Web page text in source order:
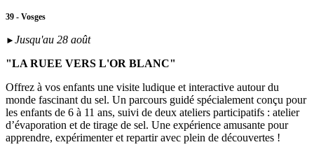
39 - Vosges
► Jusqu'au 28 août
"LA RUEE VERS L'OR BLANC"
Offrez à vos enfants une visite ludique et interactive autour du
monde fascinant du sel. Un parcours guidé spécialement conçu pour
les enfants de 6 à 11 ans, suivi de deux ateliers participatifs : atelier
d’évaporation et de tirage de sel. Une expérience amusante pour
apprendre, expérimenter et repartir avec plein de découvertes !